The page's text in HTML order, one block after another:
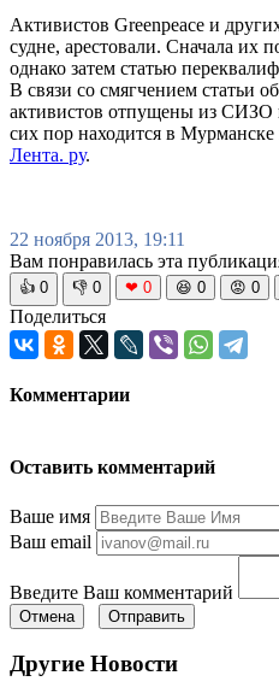
Активистов Greenpeace и
судне, арестовали. Сначала их
однако затем статью
В связи со смягчением статьи
активистов отпущены из СИЗО
сих пор находится в
Лента. ру.
22 ноября 2013, 19:11
Вам понравилась эта
👍 0 👎 0 ❤ 0 😆 0 😡 0
Поделиться
Комментарии
Оставить комментарий
Ваше имя
Ваш email
Введите Ваш комментарий
Отмена Отправить
Другие Новости